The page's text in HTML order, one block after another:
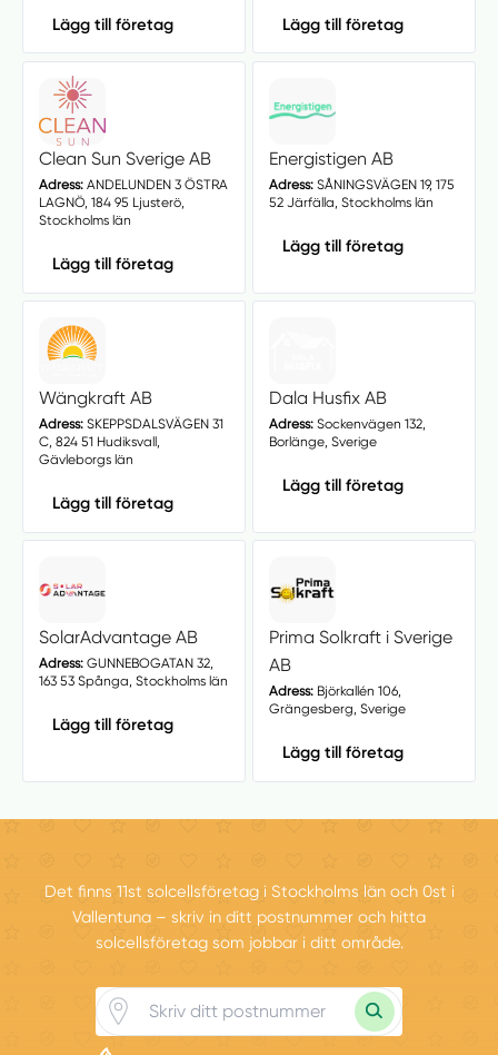
Lägg till företag Lägg till företag
Clean Sun Sverige AB
Adress:ANDELUNDEN 3 ÖSTRA
LAGNÖ, 184 95 Ljusterö,
Stockholms län
Lägg till företag
Energistigen AB
Adress:SÅNINGSVÄGEN 19, 175
52 Järfälla, Stockholms län
Lägg till företag
Wängkraft AB
Adress:SKEPPSDALSVÄGEN 31
C, 824 51 Hudiksvall,
Gävleborgs län
Lägg till företag
Dala Husfix AB
Adress:Sockenvägen 132,
Borlänge, Sverige
Lägg till företag
SolarAdvantage AB
Adress:GUNNEBOGATAN 32,
163 53 Spånga, Stockholms län
Lägg till företag
Prima Solkraft i Sverige
AB
Adress:Björkallén 106,
Grängesberg, Sverige
Lägg till företag
Det finns 11st solcellsföretag i Stockholms län och 0st i
Vallentuna – skriv in ditt postnummer och hitta
solcellsföretag som jobbar i ditt område.